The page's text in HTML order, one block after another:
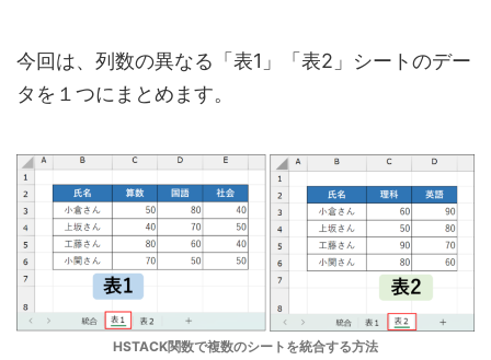
今回は、列数の異なる「表1」「表2」シートのデー
タを１つにまとめます。
HSTACK関数で複数のシートを統合する方法